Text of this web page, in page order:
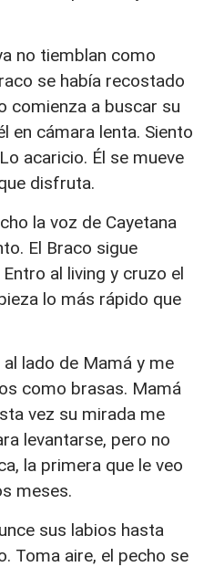
no tiemblan como
se había recostado
comienza a buscar su
en cámara lenta. Siento
acaricio. Él se mueve
disfruta.
la voz de Cayetana
El Braco sigue
al living y cruzo el
lo más rápido que
lado de Mamá y me
como brasas. Mamá
vez su mirada me
levantarse, pero no
la primera que le veo
meses.
sus labios hasta
Toma aire, el pecho se